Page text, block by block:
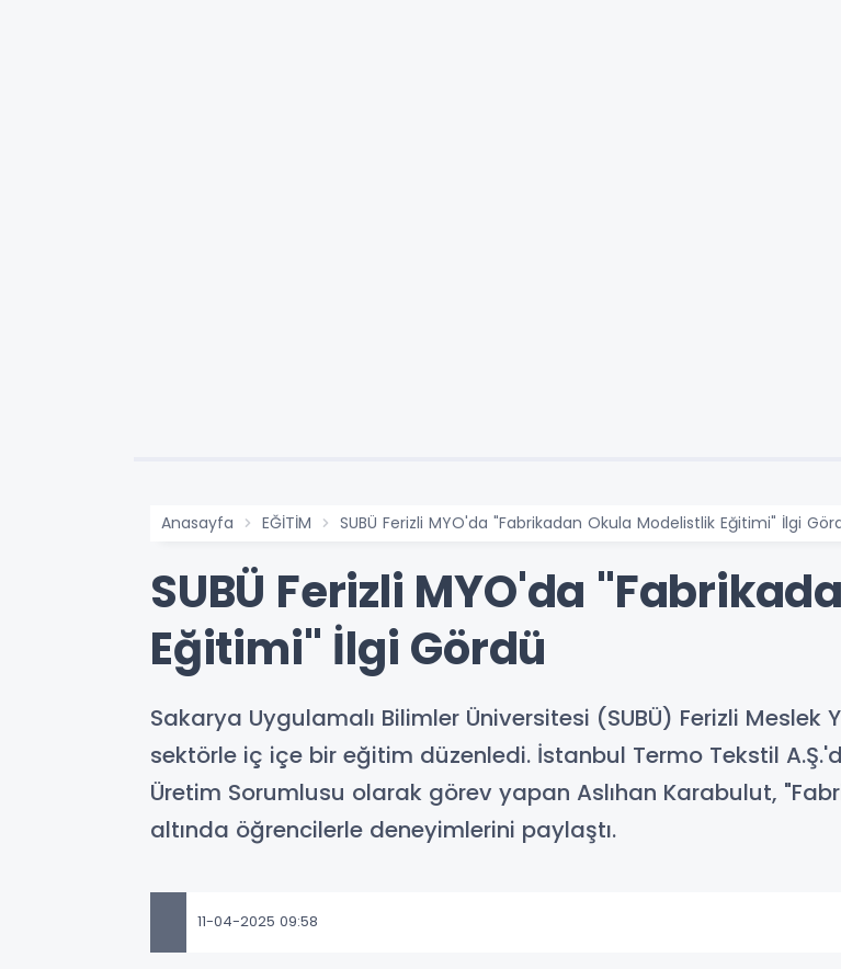
Anasayfa EĞİTİM SUBÜ Ferizli MYO'da "Fabrikadan Okula Modelistlik Eğitimi" İlgi
SUBÜ Ferizli MYO'da
Eğitimi" İlgi Gördü
Sakarya Uygulamalı Bilimler Üniversitesi (SUBÜ) Ferizli
sektörle iç içe bir eğitim düzenledi. İstanbul Termo Tekstil
Üretim Sorumlusu olarak görev yapan Aslıhan Karabulut,
altında öğrencilerle deneyimlerini paylaştı.
11-04-2025 09:58